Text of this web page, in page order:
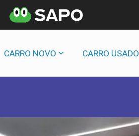
CARRO NOVO CARRO USADO